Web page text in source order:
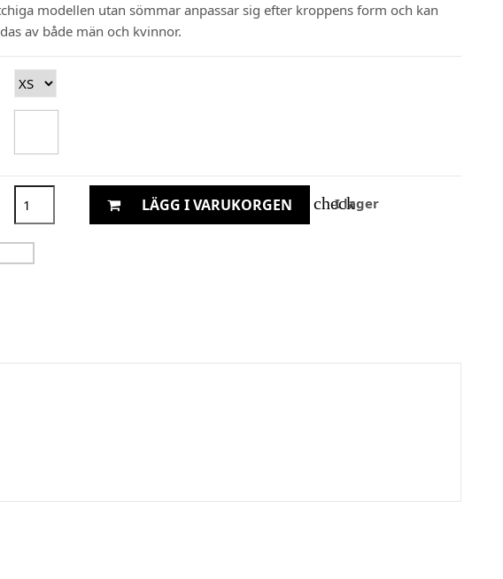
modellen utan sömmar anpassar sig efter kroppens form och kan
av både män och kvinnor.
LÄGG I VARUKORGEN check
I lager